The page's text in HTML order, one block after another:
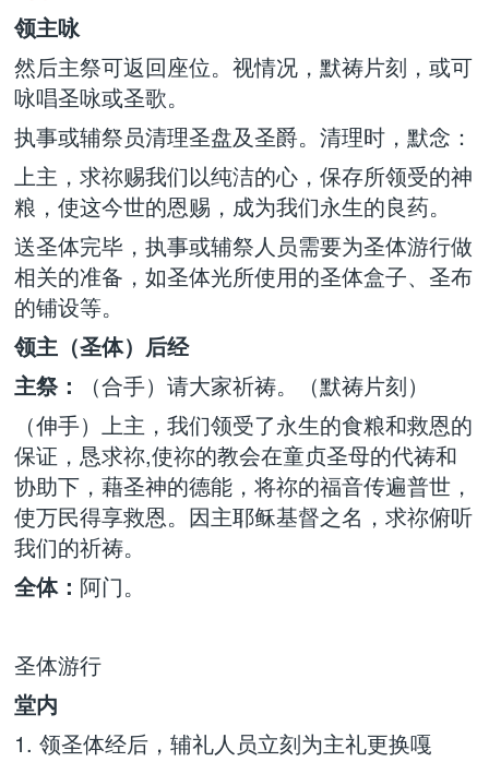
领主咏
然后主祭可返回座位。视情况，默祷片刻，或可
咏唱圣咏或圣歌。
执事或辅祭员清理圣盘及圣爵。清理时，默念：
上主，求祢赐我们以纯洁的心，保存所领受的神
粮，使这今世的恩赐，成为我们永生的良药。
送圣体完毕，执事或辅祭人员需要为圣体游行做
相关的准备，如圣体光所使用的圣体盒子、圣布
的铺设等。
领主（圣体）后经
主祭：
（合手）请大家祈祷。（默祷片刻）
（伸手）上主，我们领受了永生的食粮和救恩的
保证，恳求祢,使祢的教会在童贞圣母的代祷和
协助下，藉圣神的德能，将祢的福音传遍普世，
使万民得享救恩。因主耶稣基督之名，求祢俯听
我们的祈祷。
全体： 阿门。
圣体游行
堂内
1. 领圣体经后，辅礼人员立刻为主礼更换嘎